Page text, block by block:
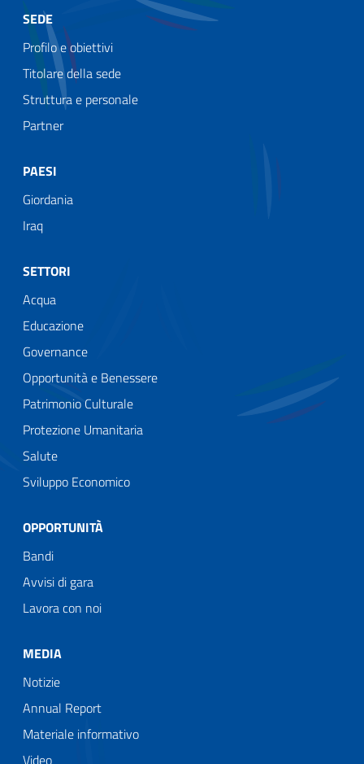
SEDE
Profilo e obiettivi
Titolare della sede
Struttura e personale
Partner
PAESI
Giordania
Iraq
SETTORI
Acqua
Educazione
Governance
Opportunità e Benessere
Patrimonio Culturale
Protezione Umanitaria
Salute
Sviluppo Economico
OPPORTUNITÀ
Bandi
Avvisi di gara
Lavora con noi
MEDIA
Notizie
Annual Report
Materiale informativo
Video